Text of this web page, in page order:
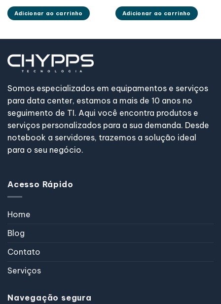
Adicionar ao carrinho Adicionar ao carrinho
Somos especializados em equipamentos e serviços
para data center, estamos a mais de 10 anos no
seguimento de TI. Aqui você encontra produtos e
serviços personalizados para a sua demanda. Desde
notebook a servidores, trazemos a solução ideal
para o seu negócio.
Acesso Rápido
Home
Blog
Contato
Serviços
Navegação segura